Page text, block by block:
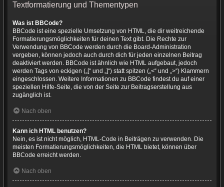
Textformatierung und Thementypen
Was ist BBCode?
BBCode ist eine spezielle Umsetzung von HTML, die dir weitreichende
Formatierungsmöglichkeiten für deinen Text gibt. Die Rechte zur
Verwendung von BBCode werden durch die Board-Administration
vergeben, können jedoch auch durch dich für jeden einzelnen Beitrag
deaktiviert werden. BBCode ist ähnlich wie HTML aufgebaut, jedoch
werden Tags von eckigen („[“ und „]“) statt spitzen („<“ und „>“) Klammern
eingeschlossen. Weitere Informationen zu BBCode findest du auf einer
speziellen Hilfe-Seite, die von der Seite zur Beitragserstellung aus
zugänglich ist.
Nach oben
Kann ich HTML benutzen?
Nein, es ist nicht möglich, HTML-Code in Beiträgen zu verwenden. Die
meisten Formatierungsmöglichkeiten, die HTML bietet, können über
BBCode erreicht werden.
Nach oben